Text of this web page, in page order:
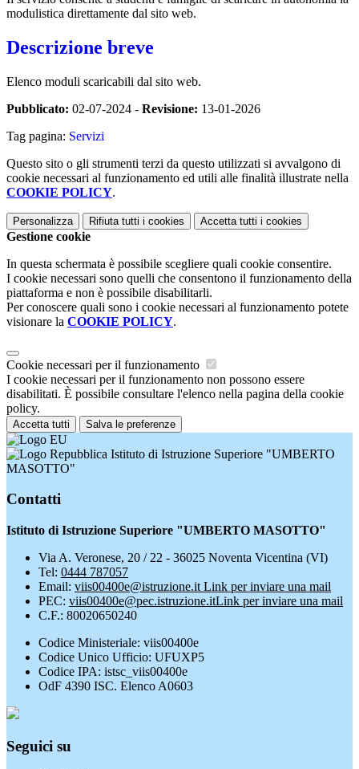
modulistica direttamente dal sito web.
Descrizione breve
Elenco moduli scaricabili dal sito web.
Pubblicato: 02-07-2024 - Revisione: 13-01-2026
Tag pagina: Servizi
Questo sito o gli strumenti terzi da questo utilizzati si avvalgono di
cookie necessari al funzionamento ed utili alle finalità illustrate nella
COOKIE POLICY.
Personalizza Rifiuta tutti i cookies Accetta tutti i cookies
Gestione cookie
In questa schermata è possibile scegliere quali cookie consentire.
I cookie necessari sono quelli che consentono il funzionamento della
piattaforma e non è possibile disabilitarli.
Per conoscere quali sono i cookie necessari al funzionamento potete
visionare la COOKIE POLICY.
Cookie necessari per il funzionamento
I cookie necessari per il funzionamento non possono essere
disabilitati. È possibile consultare l'elenco nella pagina della cookie
policy.
Accetta tutti Salva le preferenze
Istituto di Istruzione Superiore "UMBERTO
MASOTTO"
Contatti
Istituto di Istruzione Superiore "UMBERTO MASOTTO"
Via A. Veronese, 20 / 22 - 36025 Noventa Vicentina (VI)
Tel: 0444 787057
Email: viis00400e@istruzione.it Link per inviare una mail
PEC: viis00400e@pec.istruzione.itLink per inviare una mail
C.F.: 80020650240
Codice Ministeriale: viis00400e
Codice Unico Ufficio: UFUXP5
Codice IPA: istsc_viis00400e
OdF 4390 ISC. Elenco A0603
Seguici su